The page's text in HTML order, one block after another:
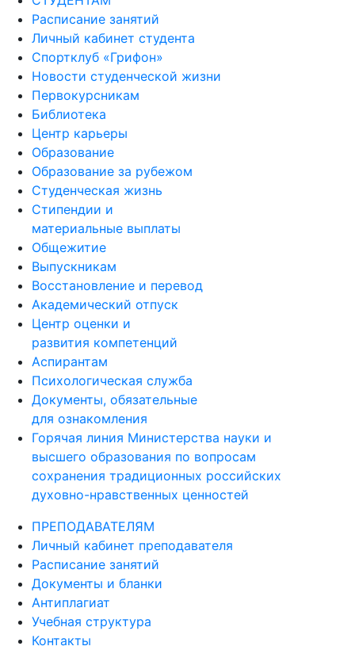
Расписание занятий
Личный кабинет студента
Спортклуб «Грифон»
Новости студенческой жизни
Первокурсникам
Библиотека
Центр карьеры
Образование
Образование за рубежом
Студенческая жизнь
Стипендии и
материальные выплаты
Общежитие
Выпускникам
Восстановление и перевод
Академический отпуск
Центр оценки и
развития компетенций
Аспирантам
Психологическая служба
Документы, обязательные
для ознакомления
Горячая линия Министерства науки и
высшего образования по вопросам
сохранения традиционных российских
духовно-нравственных ценностей
ПРЕПОДАВАТЕЛЯМ
Личный кабинет преподавателя
Расписание занятий
Документы и бланки
Антиплагиат
Учебная структура
Контакты